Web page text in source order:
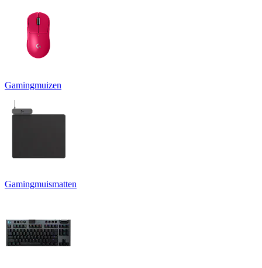
Gamingmuizen
Gamingmuismatten